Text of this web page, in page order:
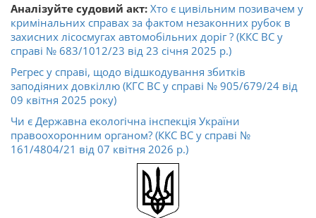
Аналізуйте судовий акт: Хто є цивільним позивачем у
кримінальних справах за фактом незаконних рубок в
захисних лісосмугах автомобільних доріг ? (ККС ВС у
справі № 683/1012/23 від 23 січня 2025 р.)
Регрес у справі, щодо відшкодування збитків
заподіяних довкіллю (КГС ВС у справі № 905/679/24 від
09 квітня 2025 року)
Чи є Державна екологічна інспекція України
правоохоронним органом? (ККС ВС у справі №
161/4804/21 від 07 квітня 2026 р.)